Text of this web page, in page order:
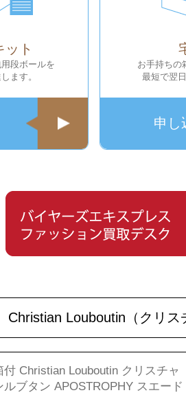
ット
段ボールを
ます。
お手持ちの
最短で翌
申し
Christian Louboutin（クリ
付 Christian Louboutin クリスチャ
ルブタン APOSTROPHY スエード